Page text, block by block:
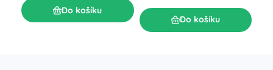
Do košíku
Do košíku